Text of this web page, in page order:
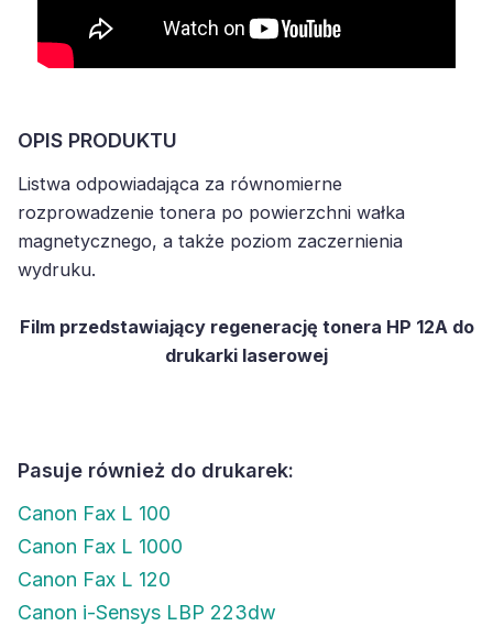
OPIS PRODUKTU
Listwa odpowiadająca za równomierne
rozprowadzenie tonera po powierzchni wałka
magnetycznego, a także poziom zaczernienia
wydruku.
Film przedstawiający regenerację tonera HP 12A do
drukarki laserowej
Pasuje również do drukarek:
Canon Fax L 100
Canon Fax L 1000
Canon Fax L 120
Canon i-Sensys LBP 223dw